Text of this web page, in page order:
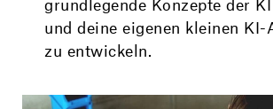
grundlegende Konzepte der
und deine eigenen kleinen KI-
zu entwickeln.